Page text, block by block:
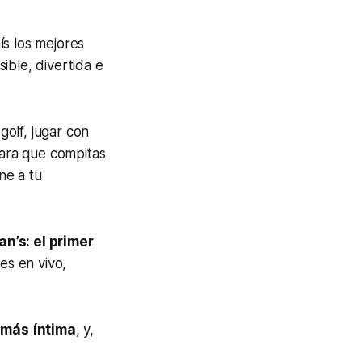
los mejores
divertida e
jugar con
que compitas
a tu
el primer
en vivo,
más íntima, y,